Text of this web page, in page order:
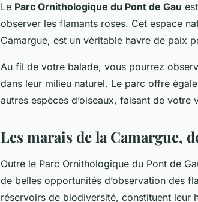
Le Parc Ornithologique du Pont de Gau
observer les flamants roses. Cet espace
Camargue, est un véritable havre de paix
Au fil de votre balade, vous pourrez
dans leur milieu naturel. Le parc offre
autres espèces d’oiseaux, faisant de
Les marais de la Camargue,
Outre le Parc Ornithologique du Pont de
de belles opportunités d’observation des
réservoirs de biodiversité, constituent leur